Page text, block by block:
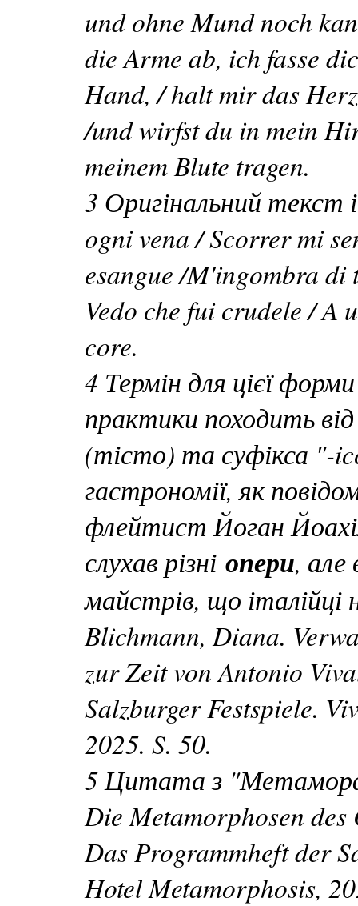
und ohne Mund noch
die Arme ab, ich fasse
Hand, / halt mir das
/und wirfst du in mein
meinem Blute tragen.
3 Оригінальний текст
ogni vena / Scorrer mi
esangue /M'ingombra
Vedo che fui crudele / A
core.
4 Термін для цієї
практики походить
(тісто) та суфікса "-
гастрономії, як
флейтист Йоган
слухав різні опери, але
майстрів, що
Blichmann, Diana.
zur Zeit von Antonio
Salzburger Festspiele.
2025. S. 50.
5 Цитата з
Die Metamorphosen
Das Programmheft der
Hotel Metamorphosis,